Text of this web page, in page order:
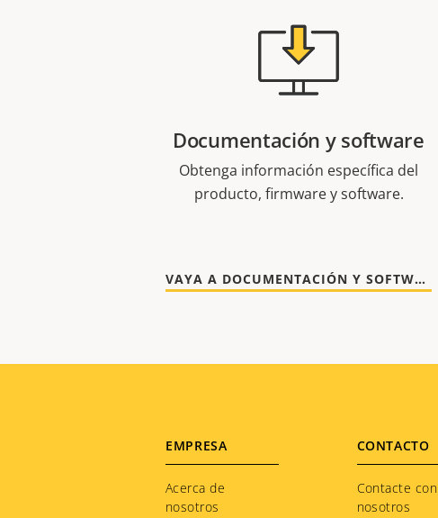
Documentación y software
Obtenga información específica del
producto, firmware y software.
VAYA A DOCUMENTACIÓN Y SOFTWARE
Footer
menu
EMPRESA
Acerca de
nosotros
CONTACTO
Contacte con
nosotros